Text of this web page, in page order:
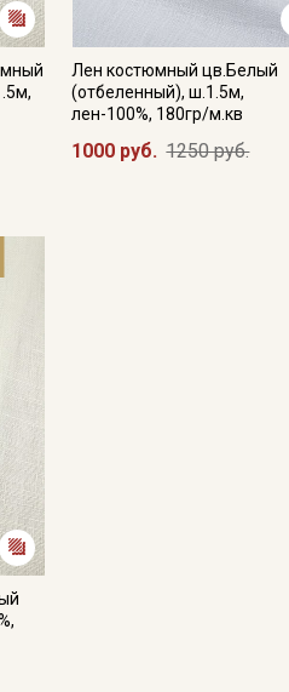
Лен костюмный цв.Белый
(отбеленный), ш.1.5м,
лен-100%, 180гр/м.кв
1000 руб. 1250 руб.